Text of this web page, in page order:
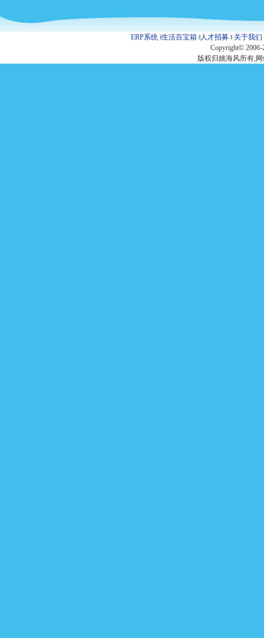
ERP系统 ‖生活百宝箱 ‖人才招募 ‖ 关于我们
Copyright© 2006-
版权归姚海风所有;